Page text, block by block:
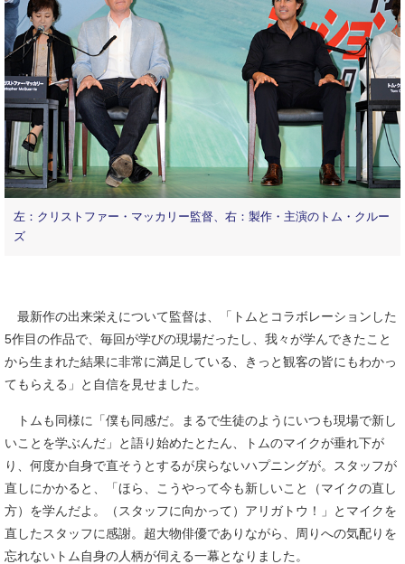
左：クリストファー・マッカリー監督、右：製作・主演のトム・クルー
ズ
最新作の出来栄えについて監督は、「トムとコラボレーションした
5作目の作品で、毎回が学びの現場だったし、我々が学んできたこと
から生まれた結果に非常に満足している、きっと観客の皆にもわかっ
てもらえる」と自信を見せました。
トムも同様に「僕も同感だ。まるで生徒のようにいつも現場で新し
いことを学ぶんだ」と語り始めたとたん、トムのマイクが垂れ下が
り、何度か自身で直そうとするが戻らないハプニングが。スタッフが
直しにかかると、「ほら、こうやって今も新しいこと（マイクの直し
方）を学んだよ。（スタッフに向かって）アリガトウ！」とマイクを
直したスタッフに感謝。超大物俳優でありながら、周りへの気配りを
忘れないトム自身の人柄が伺える一幕となりました。